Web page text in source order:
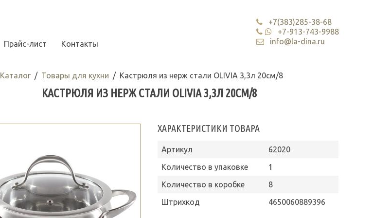
Прайс-лист Контакты
+7(383)285-38-68
+7-913-743-9988
info@la-dina.ru
Каталог Товары для кухни Кастрюля из нерж стали OLIVIA 3,3л 20см/8
КАСТРЮЛЯ ИЗ НЕРЖ СТАЛИ OLIVIA 3,3Л 20СМ/8
ХАРАКТЕРИСТИКИ ТОВАРА
Артикул
62020
Количество в упаковке
1
Количество в коробке
8
Штрихкод
4650060889396